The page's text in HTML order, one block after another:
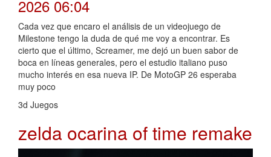
2026 06:04
Cada vez que encaro el análisis de un videojuego de
Milestone tengo la duda de qué me voy a encontrar. Es
cierto que el último, Screamer, me dejó un buen sabor de
boca en líneas generales, pero el estudio italiano puso
mucho interés en esa nueva IP. De MotoGP 26 esperaba
muy poco
3d Juegos
zelda ocarina of time remake